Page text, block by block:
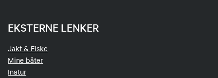
EKSTERNE LENKER
Jakt & Fiske
Mine båter
Inatur